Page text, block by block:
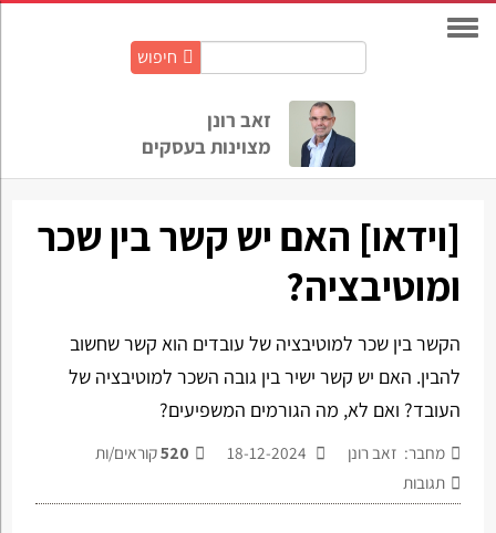
חיפוש
זאב רונן
מצוינות בעסקים
[וידאו] האם יש קשר בין שכר
ומוטיבציה?
הקשר בין שכר למוטיבציה של עובדים הוא קשר שחשוב
להבין. האם יש קשר ישיר בין גובה השכר למוטיבציה של
העובד? ואם לא, מה הגורמים המשפיעים?
מחבר: זאב רונן 520קוראים/ות
תגובות